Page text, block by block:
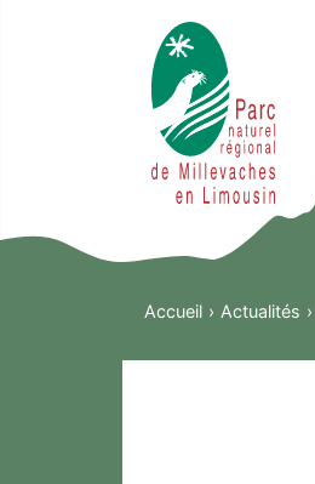
Accueil Actualités